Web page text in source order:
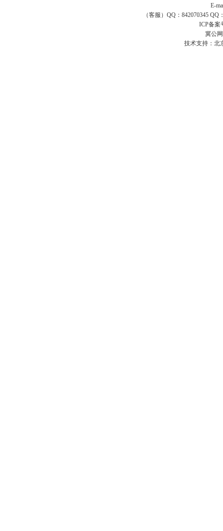
E-
（客服）QQ：842070345 QQ
ICP备案
冀公
技术支持： 北